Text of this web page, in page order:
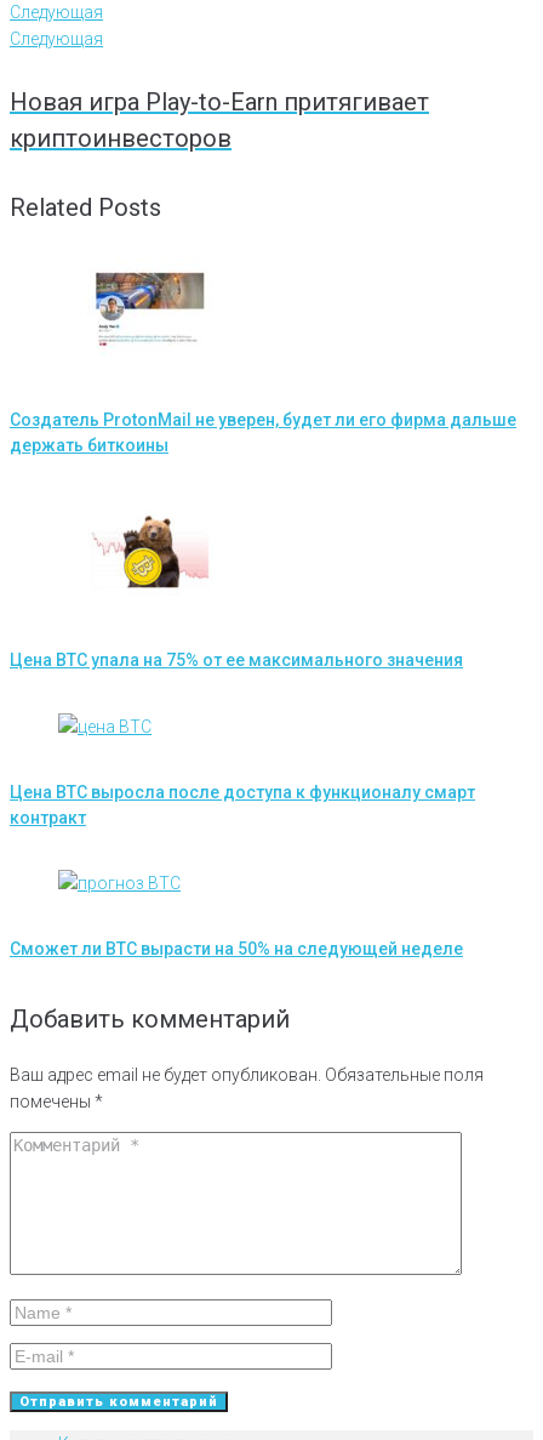
Следующая
Следующая
Новая игра Play-to-Earn притягивает
криптоинвесторов
Related Posts
Создатель ProtonMail не уверен, будет ли его фирма дальше
держать биткоины
Цена BTC упала на 75% от ее максимального значения
Цена BTC выросла после доступа к функционалу смарт
контракт
Сможет ли BTC вырасти на 50% на следующей неделе
Добавить комментарий
Ваш адрес email не будет опубликован. Обязательные поля
помечены *